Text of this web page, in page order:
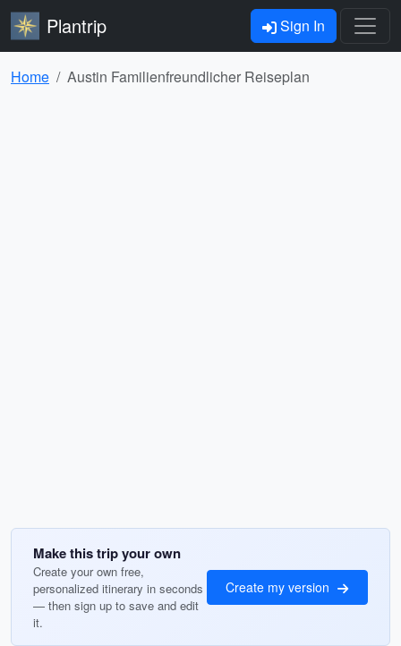
Plantrip Sign In
Home Austin Familienfreundlicher Reiseplan
Make this trip your own
Create your own free,
personalized itinerary in seconds
— then sign up to save and edit
it.
Create my version